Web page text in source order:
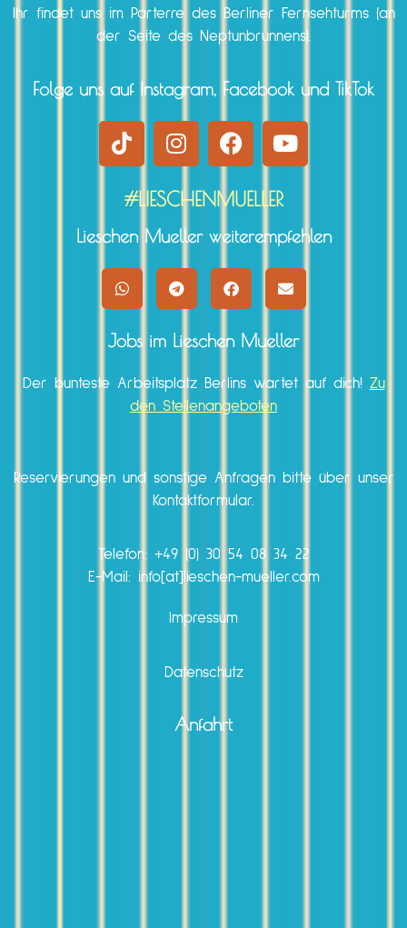
Ihr findet uns im Parterre des Berliner Fernsehturms (an
der Seite des Neptunbrunnens).
Folge uns auf Instagram, Facebook und TikTok
#LIESCHENMUELLER
Lieschen Mueller weiterempfehlen
Jobs im Lieschen Mueller
Der bunteste Arbeitsplatz Berlins wartet auf dich! Zu
den Stellenangeboten
Reservierungen und sonstige Anfragen bitte über unser
Kontaktformular.
Telefon: +49 (0) 30 54 08 34 22
E-Mail: info[at]lieschen-mueller.com
Impressum
Datenschutz
Anfahrt